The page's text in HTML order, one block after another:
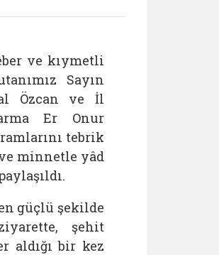
ve kıymetli
Sayın
Özcan ve İl
Er Onur
tebrik
minnetle yâd
güçlü şekilde
şehit
aldığı bir kez